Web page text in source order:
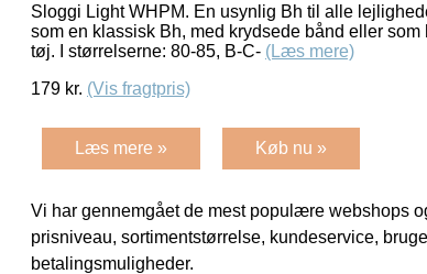
Sloggi Light WHPM. En usynlig Bh til alle
som en klassisk Bh, med krydsede bånd eller
tøj. I størrelserne: 80-85, B-C- (Læs mere)
179 kr. (Vis fragtpris)
Læs mere » Køb nu »
Vi har gennemgået de mest populære webshops
prisniveau, sortimentstørrelse, kundeservice,
betalingsmuligheder.